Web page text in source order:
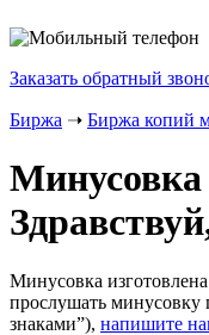
Заказать обратный
Биржа ➝ Биржа копий
Минусовка
прослушать минусовку
знаками”), напишите